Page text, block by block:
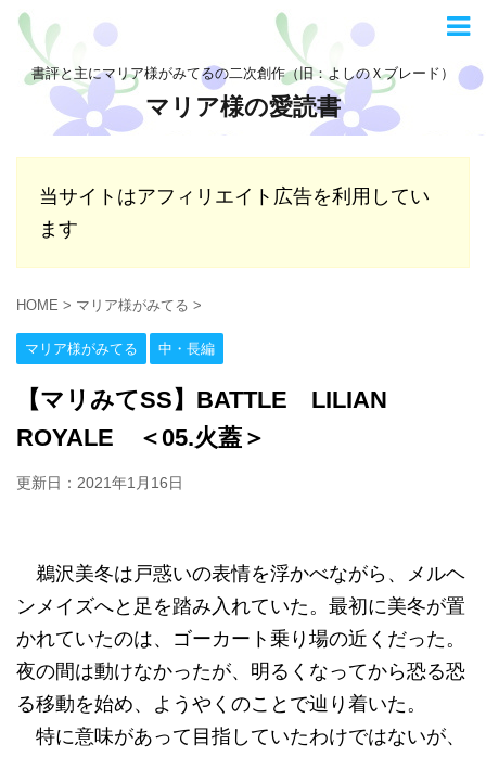
書評と主にマリア様がみてるの二次創作（旧：よしのＸブレード）
マリア様の愛読書
当サイトはアフィリエイト広告を利用してい
ます
HOME > マリア様がみてる >
マリア様がみてる 中・長編
【マリみてSS】BATTLE LILIAN
ROYALE ＜05.火蓋＞
更新日： 2021年1月16日
鵜沢美冬は戸惑いの表情を浮かべながら、メルヘ
ンメイズへと足を踏み入れていた。最初に美冬が置
かれていたのは、ゴーカート乗り場の近くだった。
夜の間は動けなかったが、明るくなってから恐る恐
る移動を始め、ようやくのことで辿り着いた。
特に意味があって目指していたわけではないが、